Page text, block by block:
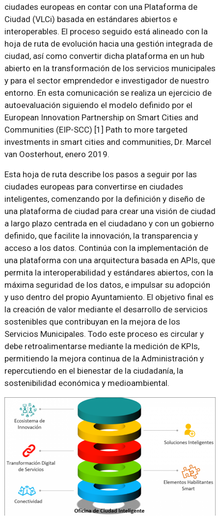
ciudades europeas en contar con una Plataforma de
Ciudad (VLCi) basada en estándares abiertos e
interoperables. El proceso seguido está alineado con la
hoja de ruta de evolución hacia una gestión integrada de
ciudad, así como convertir dicha plataforma en un hub
abierto en la transformación de los servicios municipales
y para el sector emprendedor e investigador de nuestro
entorno. En esta comunicación se realiza un ejercicio de
autoevaluación siguiendo el modelo definido por el
European Innovation Partnership on Smart Cities and
Communities (EIP-SCC) [1] Path to more targeted
investments in smart cities and communities, Dr. Marcel
van Oosterhout, enero 2019.
Esta hoja de ruta describe los pasos a seguir por las
ciudades europeas para convertirse en ciudades
inteligentes, comenzando por la definición y diseño de
una plataforma de ciudad para crear una visión de ciudad
a largo plazo centrada en el ciudadano y con un gobierno
definido, que facilite la innovación, la transparencia y
acceso a los datos. Continúa con la implementación de
una plataforma con una arquitectura basada en APIs, que
permita la interoperabilidad y estándares abiertos, con la
máxima seguridad de los datos, e impulsar su adopción
y uso dentro del propio Ayuntamiento. El objetivo final es
la creación de valor mediante el desarrollo de servicios
sostenibles que contribuyan en la mejora de los
Servicios Municipales. Todo este proceso es circular y
debe retroalimentarse mediante la medición de KPIs,
permitiendo la mejora continua de la Administración y
repercutiendo en el bienestar de la ciudadanía, la
sostenibilidad económica y medioambiental.